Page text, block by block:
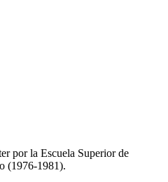
por la Escuela Superior de
(1976-1981).